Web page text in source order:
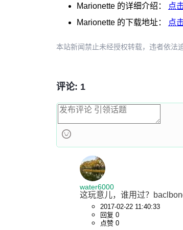
Marionette 的详细介绍：
点
Marionette 的下载地址： 点
本站新闻禁止未经授权转载，违者依法
评论: 1
water6000
这玩意儿，谁用过？
2017-02-22 11:40:33
回复 0
点赞 0